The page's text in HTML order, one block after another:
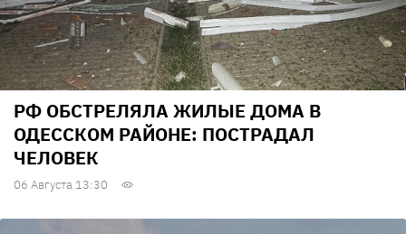
РФ ОБСТРЕЛЯЛА ЖИЛЫЕ ДОМА В
ОДЕССКОМ РАЙОНЕ: ПОСТРАДАЛ
ЧЕЛОВЕК
06 Августа 13:30